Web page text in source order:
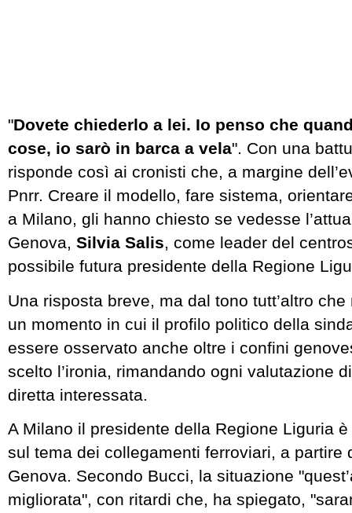
"Dovete chiederlo a lei. Io penso che
cose, io sarò in barca a vela". Con una
risponde così ai cronisti che, a margine
Pnrr. Creare il modello, fare sistema,
a Milano, gli hanno chiesto se vedesse
Genova, Silvia Salis, come leader del
possibile futura presidente della Regione
Una risposta breve, ma dal tono tutt’altro
un momento in cui il profilo politico della
essere osservato anche oltre i confini
scelto l’ironia, rimandando ogni valutazione
diretta interessata.
A Milano il presidente della Regione Liguria
sul tema dei collegamenti ferroviari, a partire
Genova. Secondo Bucci, la situazione
migliorata", con ritardi che, ha spiegato,